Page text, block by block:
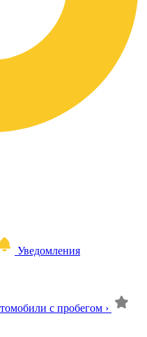
Уведомления
с пробегом ›